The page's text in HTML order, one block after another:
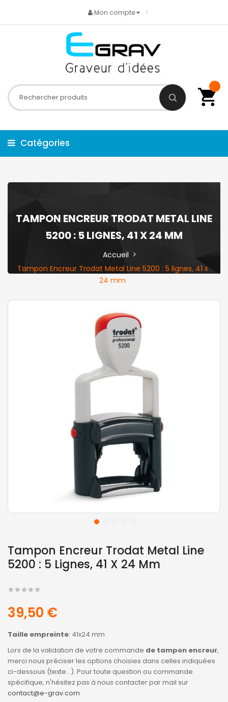
Mon compte
Catégories
TAMPON ENCREUR TRODAT METAL LINE
5200 : 5 LIGNES, 41 X 24 MM
Accueil
Tampon Encreur Trodat Metal Line 5200 : 5 lignes, 41 x
24 mm
Tampon Encreur Trodat Metal Line
5200 : 5 Lignes, 41 X 24 Mm
39,50 €
Taille empreinte: 41x24 mm
Lors de la validation de votre commande de tampon encreur,
merci nous préciser les options choisies dans celles indiquées
ci-dessous (texte...). Pour toute question ou commande
spécifique, n'hésitez pas à nous contacter par mail sur
contact@e-grav.com